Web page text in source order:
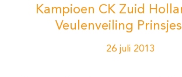
Kampioen CK Zuid
Veulenveiling
26 juli 2013